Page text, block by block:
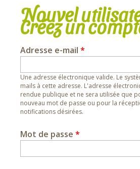
Nouvel
Créez un
Adresse e-mail *
Une adresse électronique valide. Le
mails à cette adresse. L'adresse
rendue publique et ne sera utilisée que
nouveau mot de passe ou pour la
notifications désirées.
Mot de passe *